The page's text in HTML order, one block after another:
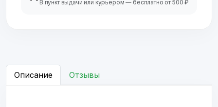
В пункт выдачи или курьером — бесплатно от 500 ₽
Описание Отзывы